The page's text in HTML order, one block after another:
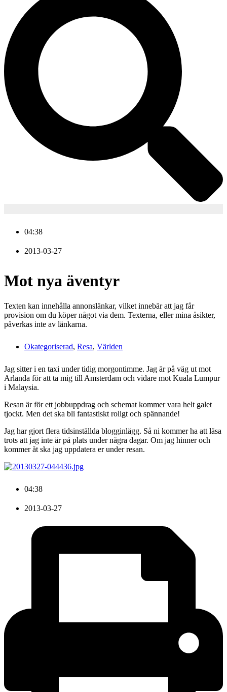
04:38
2013-03-27
Mot nya äventyr
Texten kan innehålla annonslänkar, vilket innebär att jag får
provision om du köper något via dem. Texterna, eller mina åsikter,
påverkas inte av länkarna.
Okategoriserad, Resa, Världen
Jag sitter i en taxi under tidig morgontimme. Jag är på väg ut mot
Arlanda för att ta mig till Amsterdam och vidare mot Kuala Lumpur
i Malaysia.
Resan är för ett jobbuppdrag och schemat kommer vara helt galet
tjockt. Men det ska bli fantastiskt roligt och spännande!
Jag har gjort flera tidsinställda blogginlägg. Så ni kommer ha att läsa
trots att jag inte är på plats under några dagar. Om jag hinner och
kommer åt ska jag uppdatera er under resan.
04:38
2013-03-27